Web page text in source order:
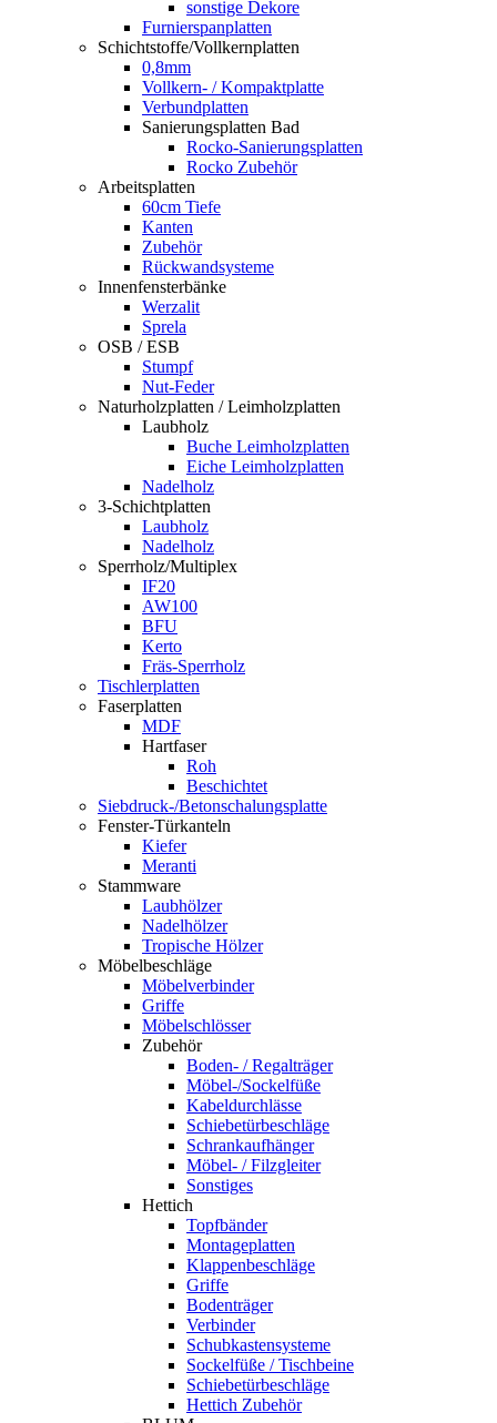
sonstige Dekore
Furnierspanplatten
Schichtstoffe/Vollkernplatten
0,8mm
Vollkern- / Kompaktplatte
Verbundplatten
Sanierungsplatten Bad
Rocko-Sanierungsplatten
Rocko Zubehör
Arbeitsplatten
60cm Tiefe
Kanten
Zubehör
Rückwandsysteme
Innenfensterbänke
Werzalit
Sprela
OSB / ESB
Stumpf
Nut-Feder
Naturholzplatten / Leimholzplatten
Laubholz
Buche Leimholzplatten
Eiche Leimholzplatten
Nadelholz
3-Schichtplatten
Laubholz
Nadelholz
Sperrholz/Multiplex
IF20
AW100
BFU
Kerto
Fräs-Sperrholz
Tischlerplatten
Faserplatten
MDF
Hartfaser
Roh
Beschichtet
Siebdruck-/Betonschalungsplatte
Fenster-Türkanteln
Kiefer
Meranti
Stammware
Laubhölzer
Nadelhölzer
Tropische Hölzer
Möbelbeschläge
Möbelverbinder
Griffe
Möbelschlösser
Zubehör
Boden- / Regalträger
Möbel-/Sockelfüße
Kabeldurchlässe
Schiebetürbeschläge
Schrankaufhänger
Möbel- / Filzgleiter
Sonstiges
Hettich
Topfbänder
Montageplatten
Klappenbeschläge
Griffe
Bodenträger
Verbinder
Schubkastensysteme
Sockelfüße / Tischbeine
Schiebetürbeschläge
Hettich Zubehör